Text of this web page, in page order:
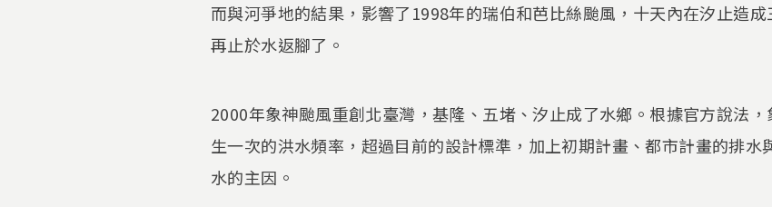
而與河爭地的結果，影響了1998年的瑞伯和芭比絲颱風，十天內在汐止造
再止於水返腳了。
2000年象神颱風重創北臺灣，基隆、五堵、汐止成了水鄉。根據官方說法
生一次的洪水頻率，超過目前的設計標準，加上初期計畫、都市計畫的排水
水的主因。